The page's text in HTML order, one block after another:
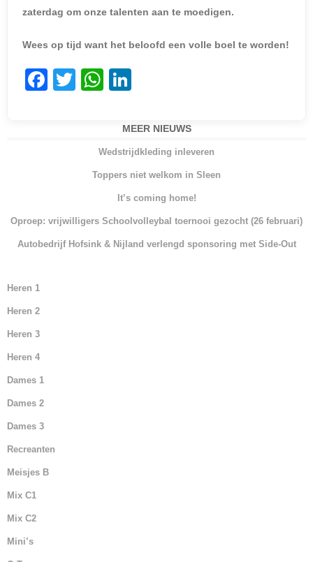
zaterdag om onze talenten aan te moedigen.
Wees op tijd want het beloofd een volle boel te worden!
F
o
k
T
W
at
s
A
p
k
e
dI
n
MEER NIEUWS
Wedstrijdkleding inleveren
Toppers niet welkom in Sleen
It’s coming home!
Oproep: vrijwilligers Schoolvolleybal toernooi gezocht (26 februari)
Autobedrijf Hofsink & Nijland verlengd sponsoring met Side-Out
Heren 1
Heren 2
Heren 3
Heren 4
Dames 1
Dames 2
Dames 3
Recreanten
Meisjes B
Mix C1
Mix C2
Mini’s